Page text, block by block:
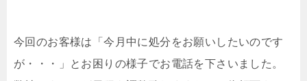
今回のお客様は「今月中に処分をお願いしたいのです
が・・・」とお困りの様子でお電話を下さいました。